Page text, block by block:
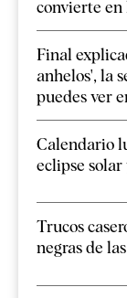
convierte en
Final
anhelos', la
puedes ver
Calendario
eclipse solar
Trucos
negras de